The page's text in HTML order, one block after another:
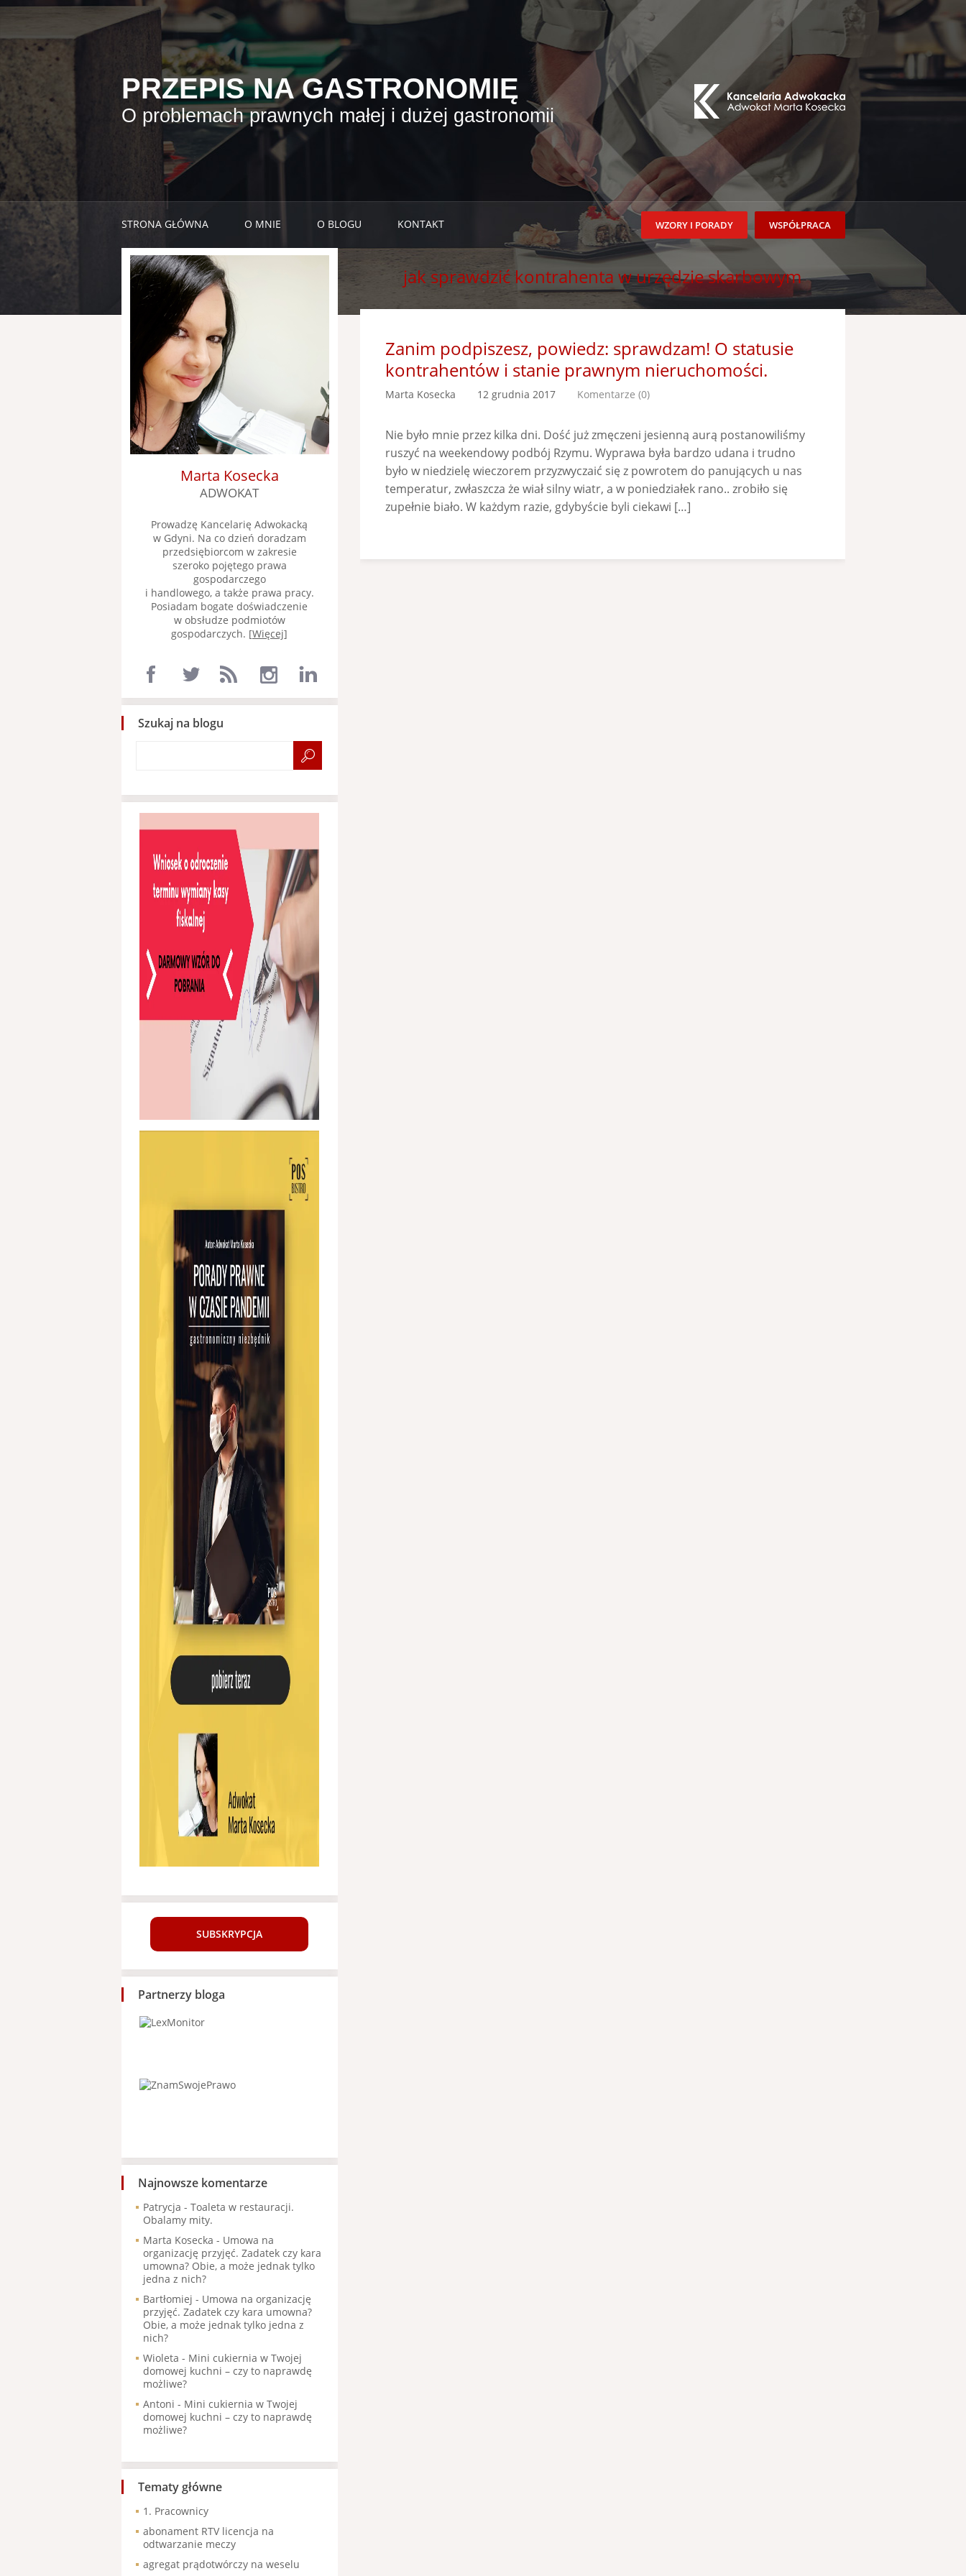
PRZEPIS NA GASTRONOMIĘ
O problemach prawnych małej i dużej gastronomii
STRONA GŁÓWNA O MNIE O BLOGU KONTAKT WSPÓŁPRACA
WZORY I PORADY
jak sprawdzić kontrahenta w urzędzie skarbowym
Zanim podpiszesz, powiedz: sprawdzam! O statusie
kontrahentów i stanie prawnym nieruchomości.
Marta Kosecka 12 grudnia 2017 Komentarze (0)
Nie było mnie przez kilka dni. Dość już zmęczeni jesienną aurą postanowiliśmy
ruszyć na weekendowy podbój Rzymu. Wyprawa była bardzo udana i trudno
było w niedzielę wieczorem przyzwyczaić się z powrotem do panujących u nas
temperatur, zwłaszcza że wiał silny wiatr, a w poniedziałek rano.. zrobiło się
zupełnie biało. W każdym razie, gdybyście byli ciekawi […]
Marta Kosecka
ADWOKAT
Prowadzę Kancelarię Adwokacką
w Gdyni. Na co dzień doradzam
przedsiębiorcom w zakresie
szeroko pojętego prawa
gospodarczego
i handlowego, a także prawa pracy.
Posiadam bogate doświadczenie
w obsłudze podmiotów
gospodarczych. [Więcej]
Szukaj na blogu
SUBSKRYPCJA
Partnerzy bloga
Najnowsze komentarze
Patrycja - Toaleta w restauracji.
Obalamy mity.
Marta Kosecka - Umowa na
organizację przyjęć. Zadatek czy kara
umowna? Obie, a może jednak tylko
jedna z nich?
Bartłomiej - Umowa na organizację
przyjęć. Zadatek czy kara umowna?
Obie, a może jednak tylko jedna z
nich?
Wioleta - Mini cukiernia w Twojej
domowej kuchni – czy to naprawdę
możliwe?
Antoni - Mini cukiernia w Twojej
domowej kuchni – czy to naprawdę
możliwe?
Tematy główne
1. Pracownicy
abonament RTV licencja na
odtwarzanie meczy
agregat prądotwórczy na weselu